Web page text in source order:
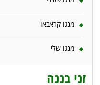
מנגו קראבאו
מנגו שלי
זני בננה